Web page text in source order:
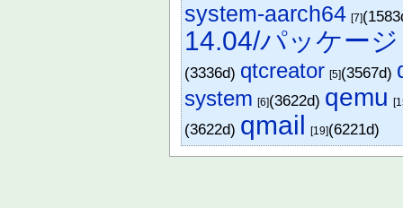
system-aarch64 [7]
14.04/パッケージ
(3336d) qtcreator [5](3567d)
system [6](3622d) qemu
(3622d) qmail [19](6221d)